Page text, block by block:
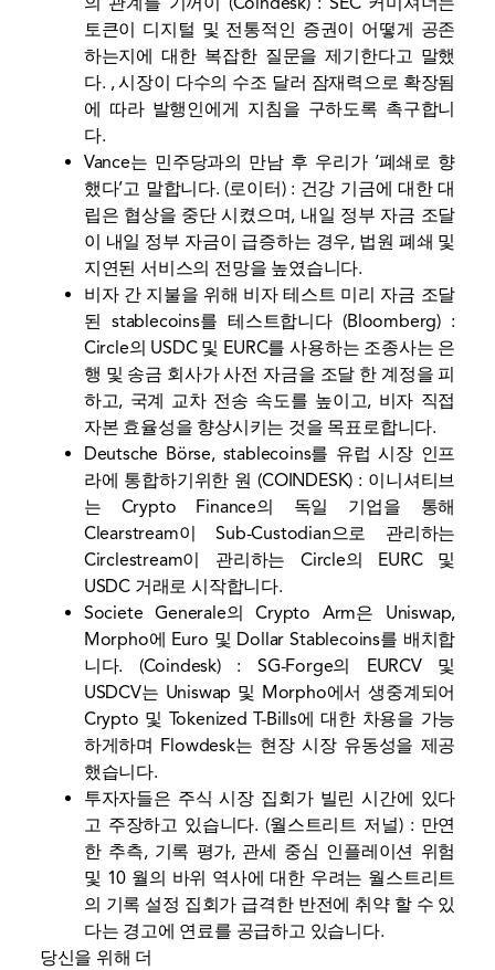
토큰이 디지털 및 전통적인 증권이 어떻게 공존
하는지에 대한 복잡한 질문을 제기한다고 말했
다. , 시장이 다수의 수조 달러 잠재력으로 확장됨
에 따라 발행인에게 지침을 구하도록 촉구합니
다.
Vance는 민주당과의 만남 후 우리가 ‘폐쇄로 향
했다’고 말합니다. (로이터) : 건강 기금에 대한 대
립은 협상을 중단 시켰으며, 내일 정부 자금 조달
이 내일 정부 자금이 급증하는 경우, 법원 폐쇄 및
지연된 서비스의 전망을 높였습니다.
비자 간 지불을 위해 비자 테스트 미리 자금 조달
된 stablecoins를 테스트합니다(Bloomberg) :
Circle의 USDC 및 EURC를 사용하는 조종사는 은
행 및 송금 회사가 사전 자금을 조달 한 계정을 피
하고, 국계 교차 전송 속도를 높이고, 비자 직접
자본 효율성을 향상시키는 것을 목표로합니다.
Deutsche Börse, stablecoins를 유럽 시장 인프
라에 통합하기위한 원 (COINDESK) : 이니셔티브
는 Crypto Finance의 독일 기업을 통해
Clearstream이 Sub-Custodian으로 관리하는
Circlestream이 관리하는 Circle의 EURC 및
USDC 거래로 시작합니다.
Societe Generale의 Crypto Arm은 Uniswap,
Morpho에 Euro 및 Dollar Stablecoins를 배치합
니다. (Coindesk) : SG-Forge의 EURCV 및
USDCV는 Uniswap 및 Morpho에서 생중계되어
Crypto 및 Tokenized T-Bills에 대한 차용을 가능
하게하며 Flowdesk는 현장 시장 유동성을 제공
했습니다.
투자자들은 주식 시장 집회가 빌린 시간에 있다
고 주장하고 있습니다. (월스트리트 저널) : 만연
한 추측, 기록 평가, 관세 중심 인플레이션 위험
및 10 월의 바위 역사에 대한 우려는 월스트리트
의 기록 설정 집회가 급격한 반전에 취약 할 수 있
다는 경고에 연료를 공급하고 있습니다.
당신을 위해 더